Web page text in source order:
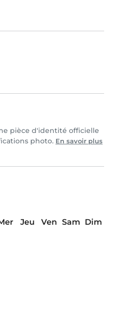
pièce d'identité officielle
photo. En savoir plus
Jeu Ven Sam Dim